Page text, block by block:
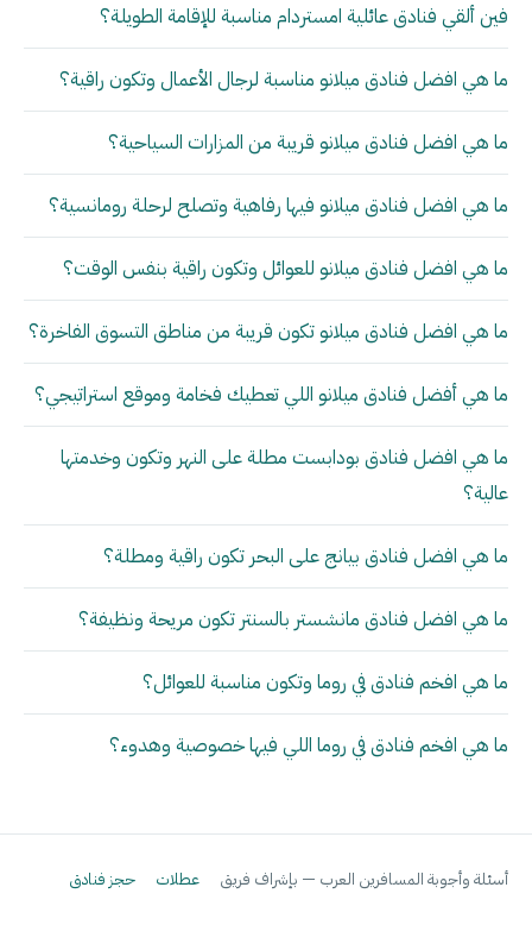
فين ألقي فنادق عائلية امستردام مناسبة للإقامة الطويلة؟
ما هي افضل فنادق ميلانو مناسبة لرجال الأعمال وتكون راقية؟
ما هي افضل فنادق ميلانو قريبة من المزارات السياحية؟
ما هي افضل فنادق ميلانو فيها رفاهية وتصلح لرحلة رومانسية؟
ما هي افضل فنادق ميلانو للعوائل وتكون راقية بنفس الوقت؟
ما هي افضل فنادق ميلانو تكون قريبة من مناطق التسوق الفاخرة؟
ما هي أفضل فنادق ميلانو اللي تعطيك فخامة وموقع استراتيجي؟
ما هي افضل فنادق بودابست مطلة على النهر وتكون وخدمتها
عالية؟
ما هي افضل فنادق بيانج على البحر تكون راقية ومطلة؟
ما هي افضل فنادق مانشستر بالسنتر تكون مريحة ونظيفة؟
ما هي افخم فنادق في روما وتكون مناسبة للعوائل؟
ما هي افخم فنادق في روما اللي فيها خصوصية وهدوء؟
أسئلة وأجوبة المسافرين العرب — بإشراف فريق عطلات حجز فنادق